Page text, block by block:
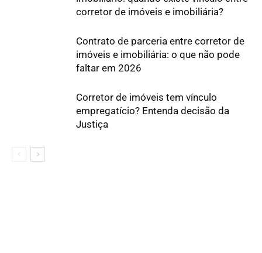
corretor de imóveis e imobiliária?
Contrato de parceria entre corretor de
imóveis e imobiliária: o que não pode
faltar em 2026
Corretor de imóveis tem vínculo
empregatício? Entenda decisão da
Justiça